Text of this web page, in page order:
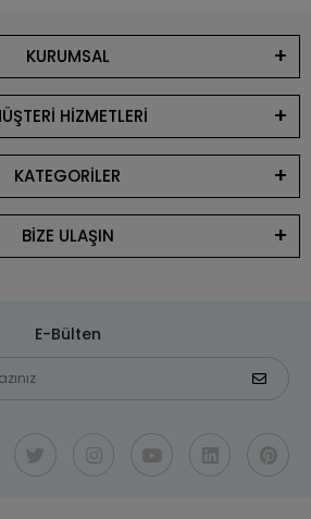
KURUMSAL
HİZMETLERİ
KATEGORİLER
BİZE ULAŞIN
E-Bülten